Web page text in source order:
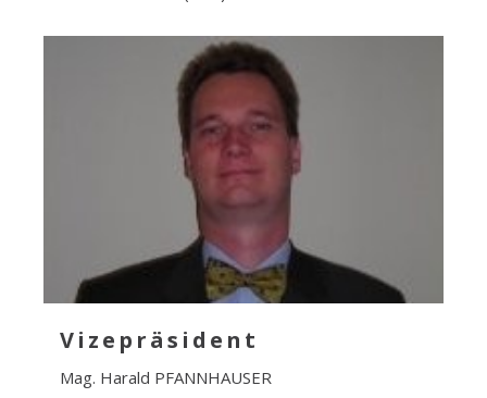
Vizepräsident
Mag. Harald PFANNHAUSER